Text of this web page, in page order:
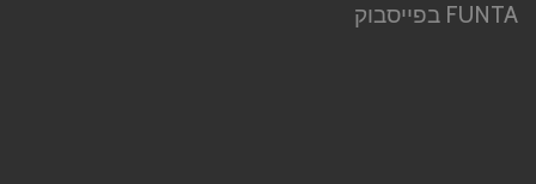
FUNTA בפייסבוק